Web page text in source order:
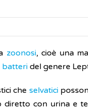
zoonosi, cioè una
batteri del genere
che selvatici
diretto con urina e